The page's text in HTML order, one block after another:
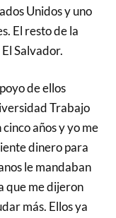
Unidos y uno
El resto de la
Salvador.
de ellos
Trabajo
años y yo me
dinero para
le mandaban
que me dijeron
más. Ellos ya